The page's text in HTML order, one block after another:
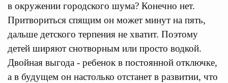
в окружении городского шума? Конечно нет.
Притвориться спящим он может минут на пять,
дальше детского терпения не хватит. Поэтому
детей ширяют снотворным или просто водкой.
Двойная выгода - ребенок в постоянной отключке,
а в будущем он настолько отстанет в развитии, что